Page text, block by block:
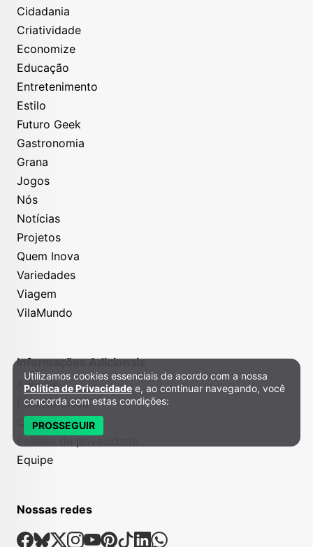
Cidadania
Criatividade
Economize
Educação
Entretenimento
Estilo
Futuro Geek
Gastronomia
Grana
Jogos
Nós
Notícias
Projetos
Quem Inova
Variedades
Viagem
VilaMundo
Informações Adicionais
Anuncie
Fale Conosco
Quem somos
Equipe
Nossas redes
Nossas Redes Sociais
Facebook
Bsky
X Instagram
Youtube
Pinterest
TiktokLinkedin
Whatsapp
Política de Privacidade e Cookies
Utilizamos cookies essenciais de acordo com a nossa
Política de Privacidade e, ao continuar navegando, você
concorda com estas condições:
PROSSEGUIR